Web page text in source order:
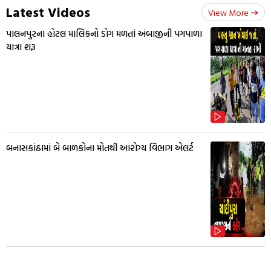
Latest Videos View More
પાલનપુરના હોટલ માલિકનો ડોગ મળતાં અંબાજીની પગપાળા
યાત્રા શરૂ
બનાસકાંઠામાં બે બાળકોના મોતથી આરોગ્ય વિભાગ એલર્ટ